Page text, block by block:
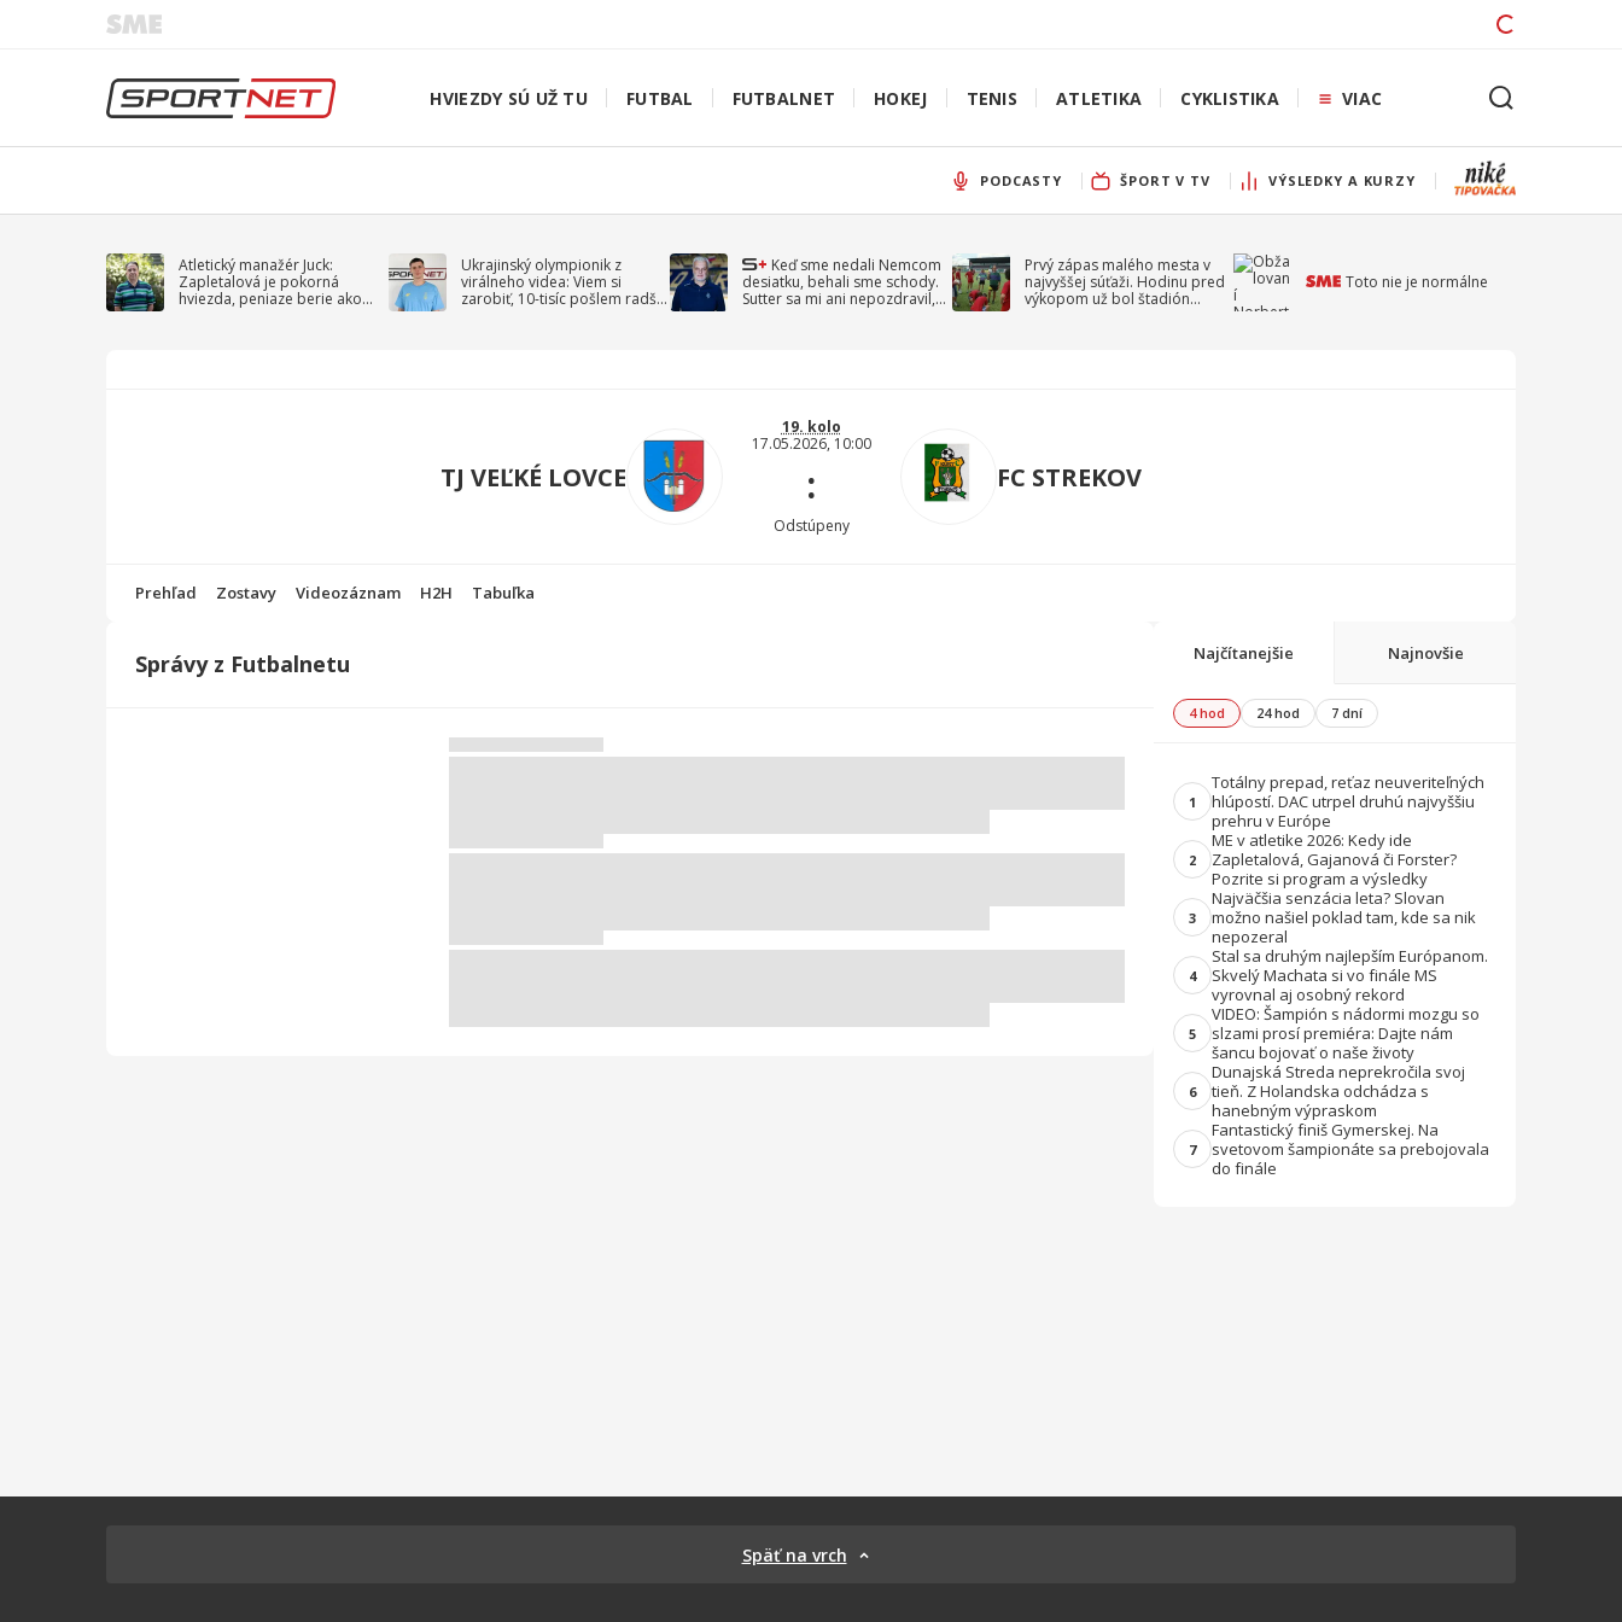
HVIEZDY SÚ UŽ TU FUTBAL FUTBALNET HOKEJ TENIS ATLETIKA CYKLISTIKA VIAC
PODCASTY ŠPORT V TV VÝSLEDKY A KURZY
Atletický manažér Juck:
Zapletalová je pokorná
hviezda, peniaze berie ako
Ukrajinský olympionik z
virálneho videa: Viem si
zarobiť, 10-tisíc pošlem radšej
Keď sme nedali Nemcom
desiatku, behali sme schody.
Sutter sa mi ani nepozdravil,
Prvý zápas malého mesta v
najvyššej súťaži. Hodinu pred
výkopom už bol štadión
Toto nie je normálne
TJ VEĽKÉ LOVCE
19. kolo
17.05.2026, 10:00
:
Odstúpeny
FC STREKOV
Prehľad Zostavy Videozáznam H2H Tabuľka
Správy z Futbalnetu Najčítanejšie Najnovšie
4 hod 24 hod 7 dní
1
Totálny prepad, reťaz neuveriteľných
hlúpostí. DAC utrpel druhú najvyššiu
prehru v Európe
2
ME v atletike 2026: Kedy ide
Zapletalová, Gajanová či Forster?
Pozrite si program a výsledky
3
Najväčšia senzácia leta? Slovan
možno našiel poklad tam, kde sa nik
nepozeral
4
Stal sa druhým najlepším Európanom.
Skvelý Machata si vo finále MS
vyrovnal aj osobný rekord
5
VIDEO: Šampión s nádormi mozgu so
slzami prosí premiéra: Dajte nám
šancu bojovať o naše životy
6
Dunajská Streda neprekročila svoj
tieň. Z Holandska odchádza s
hanebným výpraskom
7
Fantastický finiš Gymerskej. Na
svetovom šampionáte sa prebojovala
do finále
Späť na vrch